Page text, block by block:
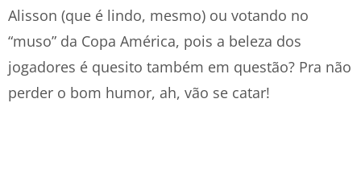
Alisson (que é lindo, mesmo) ou votando no
“muso” da Copa América, pois a beleza dos
jogadores é quesito também em questão? Pra não
perder o bom humor, ah, vão se catar!